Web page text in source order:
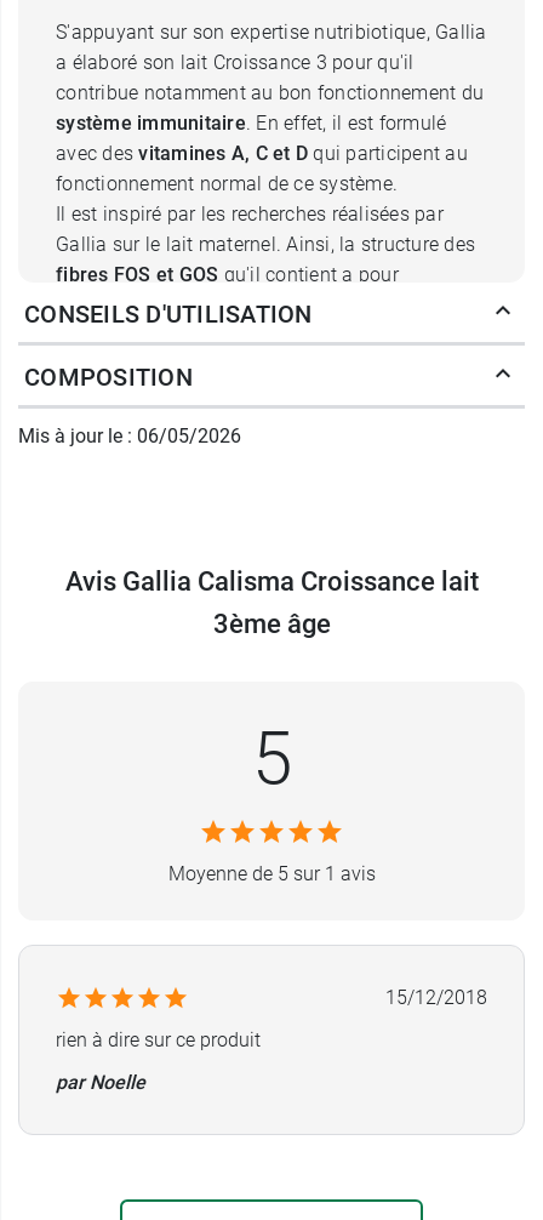
S'appuyant sur son expertise nutribiotique, Gallia
a élaboré son lait Croissance 3 pour qu'il
contribue notamment au bon fonctionnement du
système immunitaire. En effet, il est formulé
avec desvitamines A, C et Dqui participent au
fonctionnement normal de ce système.
Il est inspiré par les recherches réalisées par
Gallia sur le lait maternel. Ainsi, la structure des
fibres FOS et GOS qu'il contient a pour
inspiration les oligosaccharides présents dans le
alpha-linoléniquequi participent aux
Il estsans huile de palme.
Comment préparer un biberon de
Lavez-vous toujours les mains ainsi que
Versez la quantité d'eau froide nécessaire
Utilisez exclusivement la mesurette placée
sous le couvercle de cette boîte.
Ajoutez le
nombre correspondant de mesurettes, en
vous aidant du bord araseur de la boîte,
pour enlever le surplus. Remettez la
boîte en appuyant au centre du couvercle.
pendant une dizaine de secondes. Puis
CONSEILS D'UTILISATION
COMPOSITION
Mis à jour le : 06/05/2026
Avis Gallia Calisma Croissance lait
3ème âge
5
Moyenne de 5 sur 1 avis
15/12/2018
rien à dire sur ce produit
par Noelle